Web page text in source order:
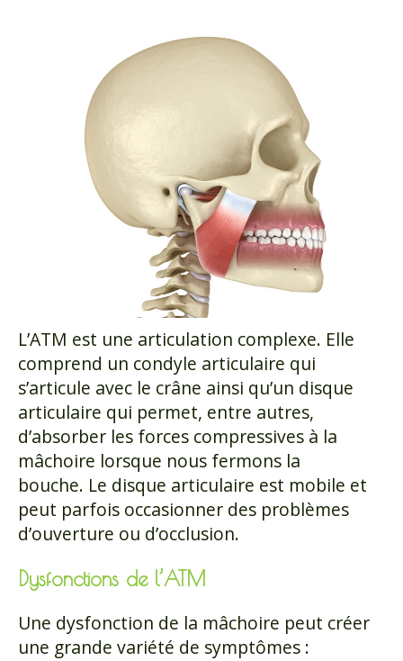
L’ATM est une articulation complexe. Elle
comprend un condyle articulaire qui
s’articule avec le crâne ainsi qu’un disque
articulaire qui permet, entre autres,
d’absorber les forces compressives à la
mâchoire lorsque nous fermons la
bouche. Le disque articulaire est mobile et
peut parfois occasionner des problèmes
d’ouverture ou d’occlusion.
Dysfonctions de l’ATM
Une dysfonction de la mâchoire peut créer
une grande variété de symptômes :